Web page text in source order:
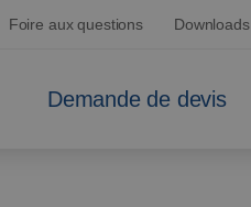
Foire aux questions Downloads
Demande de devis